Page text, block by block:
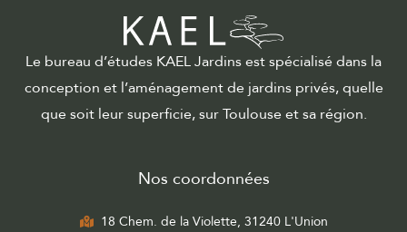
Le bureau d’études KAEL Jardins est spécialisé dans la
conception et l’aménagement de jardins privés, quelle
que soit leur superficie, sur Toulouse et sa région.
Nos coordonnées
18 Chem. de la Violette, 31240 L'Union